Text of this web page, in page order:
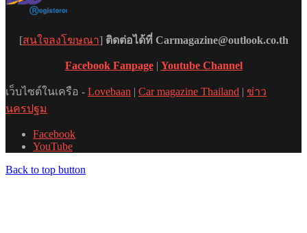
[สนใจลงโฆษณา] ติดต่อได้ที่ Carmagazine@outlook.co.th
Facebook Fanpage| Youtube Channel
เว็บไซต์ในเครือ - Lovebaan | Car magazine Thailand | ข่าว
นครปฐม
Facebook
YouTube
Back to top button